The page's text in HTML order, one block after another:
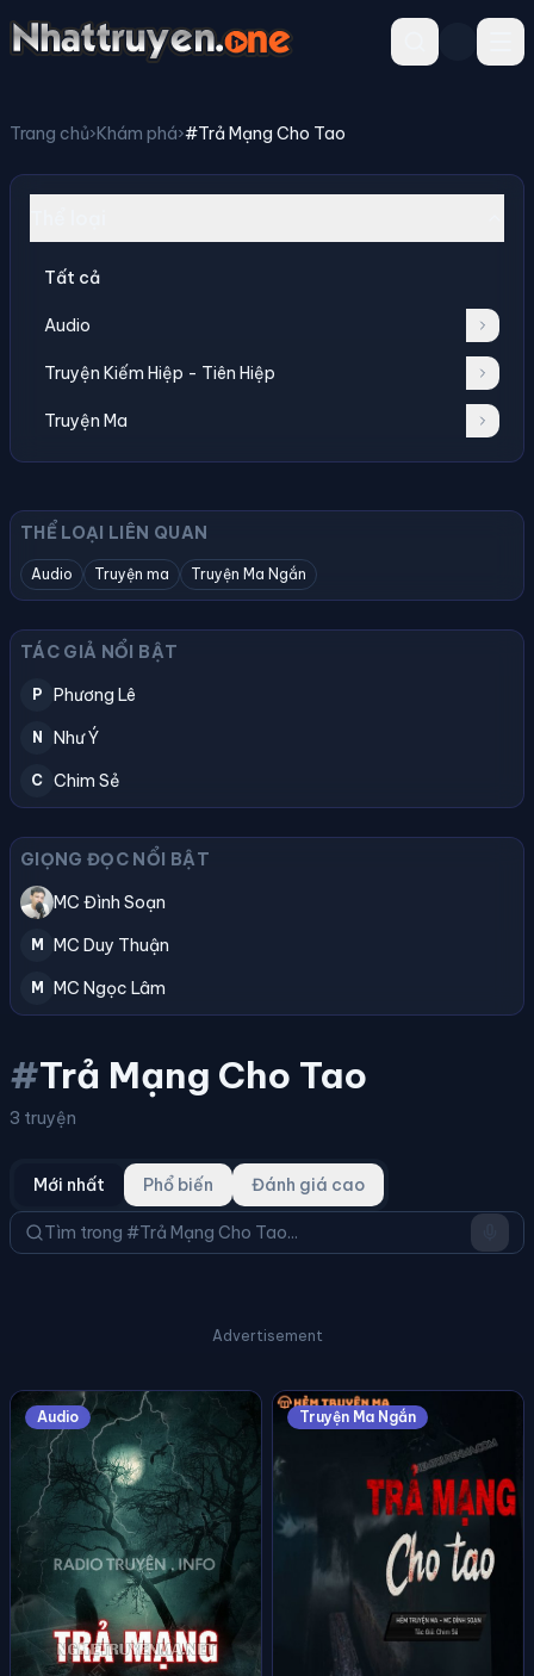
Trang chủ›Khám phá›#Trả Mạng Cho Tao
Tất cả
Audio
Truyện Kiếm Hiệp - Tiên Hiệp
Truyện Ma
THỂ LOẠI LIÊN QUAN
Audio Truyện ma Truyện Ma Ngắn
TÁC GIẢ NỔI BẬT
P Phương Lê
N Như Ý
C Chim Sẻ
GIỌNG ĐỌC NỔI BẬT
MC Đình Soạn
M MC Duy Thuận
M MC Ngọc Lâm
#Trả Mạng Cho Tao
3 truyện
Mới nhất Phổ biến Đánh giá cao
Advertisement
Audio Truyện Ma Ngắn